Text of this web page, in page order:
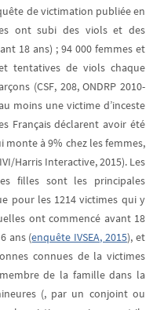
de victimation publiée en
ont subi des viols et des
18 ans) ; 94 000 femmes et
tentatives de viols chaque
(CSF, 208, ONDRP 2010-
moins une victime d’inceste
Français déclarent avoir été
à 9% chez les femmes,
Harris Interactive, 2015). Les
filles sont les principales
pour les 1214 victimes qui y
ont commencé avant 18
ans (enquête IVSEA, 2015), et
connues de la victimes
de la famille dans la
(, par un conjoint ou